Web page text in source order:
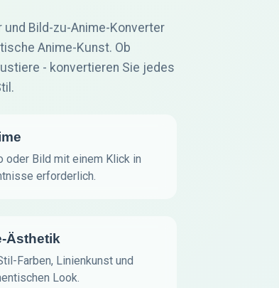
und Bild-zu-Anime-Konverter
Anime-Kunst. Ob
- konvertieren Sie jedes
oder Bild mit einem Klick in
erforderlich.
Ästhetik
Farben, Linienkunst und
Look.